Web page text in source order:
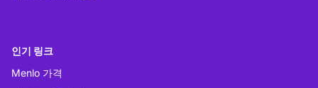
인기 링크
Menlo 가격